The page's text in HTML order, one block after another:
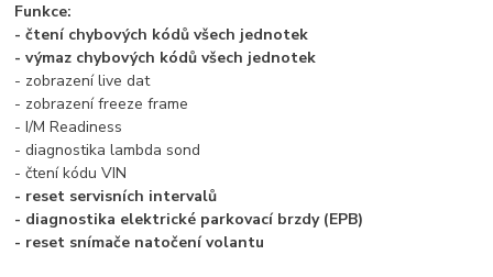
Funkce:
- čtení chybových kódů všech jednotek
- výmaz chybových kódů všech jednotek
- zobrazení live dat
- zobrazení freeze frame
- I/M Readiness
- diagnostika lambda sond
- čtení kódu VIN
- reset servisních intervalů
- diagnostika elektrické parkovací brzdy (EPB)
- reset snímače natočení volantu